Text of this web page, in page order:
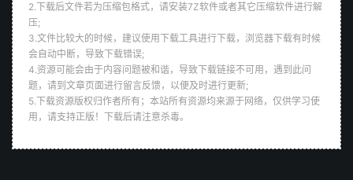
2.下载后文件若为压缩包格式，请安装7Z软件或者其它压缩软件进行解
压;
3.文件比较大的时候，建议使用下载工具进行下载，浏览器下载有时候
会自动中断，导致下载错误;
4.资源可能会由于内容问题被和谐，导致下载链接不可用，遇到此问
题，请到文章页面进行留言反馈，以便及时进行更新;
5.下载资源版权归作者所有；本站所有资源均来源于网络，仅供学习使
用，请支持正版！下载后请注意杀毒。